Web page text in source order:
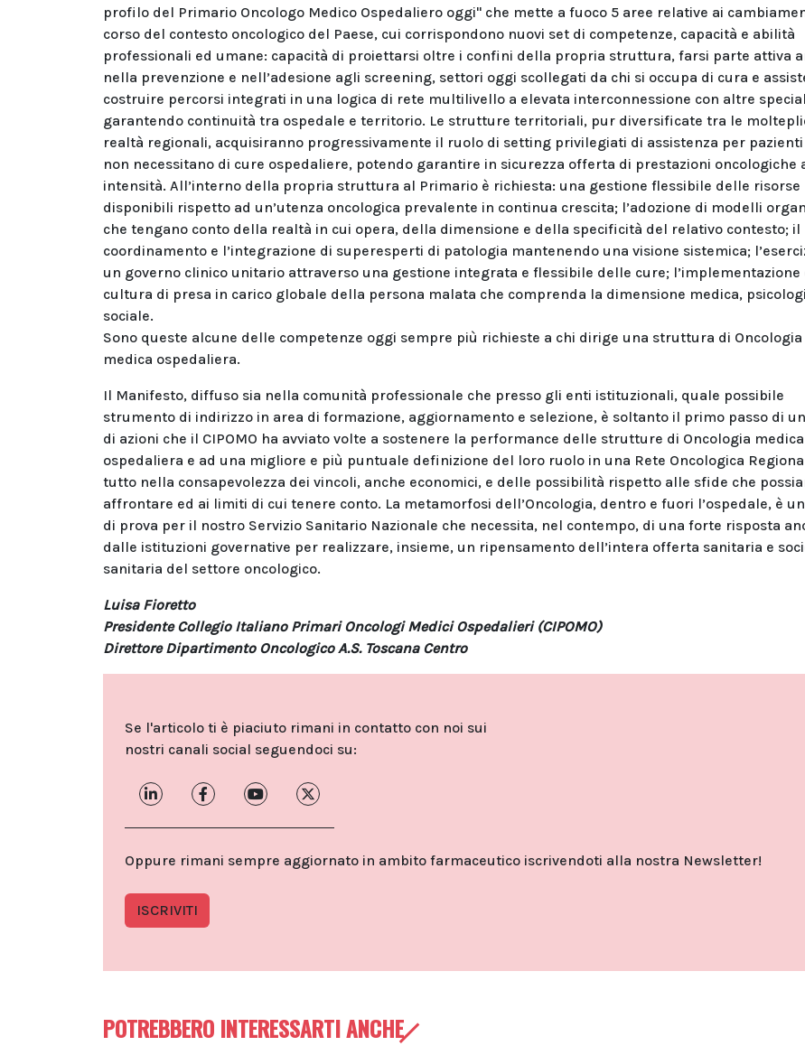
profilo del Primario Oncologo Medico Ospedaliero oggi" che mette a fuoco 5 aree relative ai
corso del contesto oncologico del Paese, cui corrispondono nuovi set di competenze, capacità e abilità
professionali ed umane: capacità di proiettarsi oltre i confini della propria struttura, farsi parte attiva
nella prevenzione e nell’adesione agli screening, settori oggi scollegati da chi si occupa di cura e
costruire percorsi integrati in una logica di rete multilivello a elevata interconnessione con altre
garantendo continuità tra ospedale e territorio. Le strutture territoriali, pur diversificate tra le
realtà regionali, acquisiranno progressivamente il ruolo di setting privilegiati di assistenza per pazienti
non necessitano di cure ospedaliere, potendo garantire in sicurezza offerta di prestazioni oncologiche
intensità. All’interno della propria struttura al Primario è richiesta: una gestione flessibile delle risorse
disponibili rispetto ad un’utenza oncologica prevalente in continua crescita; l’adozione di modelli
che tengano conto della realtà in cui opera, della dimensione e della specificità del relativo contesto; il
coordinamento e l’integrazione di superesperti di patologia mantenendo una visione sistemica;
un governo clinico unitario attraverso una gestione integrata e flessibile delle cure; l’implementazione
cultura di presa in carico globale della persona malata che comprenda la dimensione medica,
sociale.
Sono queste alcune delle competenze oggi sempre più richieste a chi dirige una struttura di Oncologia
medica ospedaliera.
Il Manifesto, diffuso sia nella comunità professionale che presso gli enti istituzionali, quale possibile
strumento di indirizzo in area di formazione, aggiornamento e selezione, è soltanto il primo passo di
di azioni che il CIPOMO ha avviato volte a sostenere la performance delle strutture di Oncologia medica
ospedaliera e ad una migliore e più puntuale definizione del loro ruolo in una Rete Oncologica
tutto nella consapevolezza dei vincoli, anche economici, e delle possibilità rispetto alle sfide che
affrontare ed ai limiti di cui tenere conto. La metamorfosi dell’Oncologia, dentro e fuori l’ospedale, è
di prova per il nostro Servizio Sanitario Nazionale che necessita, nel contempo, di una forte risposta
dalle istituzioni governative per realizzare, insieme, un ripensamento dell’intera offerta sanitaria e
sanitaria del settore oncologico.
Luisa Fioretto
Presidente Collegio Italiano Primari Oncologi Medici Ospedalieri (CIPOMO)
Direttore Dipartimento Oncologico A.S. Toscana Centro
Se l'articolo ti è piaciuto rimani in contatto con noi sui
nostri canali social seguendoci su:
Oppure rimani sempre aggiornato in ambito farmaceutico iscrivendoti alla nostra Newsletter!
ISCRIVITI
POTREBBERO INTERESSARTI ANCHE